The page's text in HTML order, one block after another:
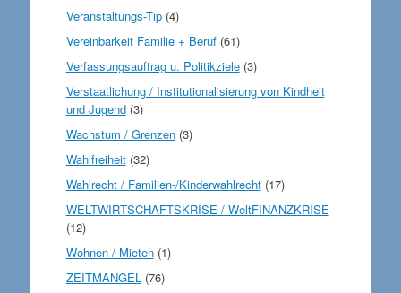
Veranstaltungs-Tip(4)
Vereinbarkeit Familie + Beruf(61)
Verfassungsauftrag u. Politikziele(3)
Verstaatlichung / Institutionalisierung von Kindheit
und Jugend(3)
Wachstum / Grenzen(3)
Wahlfreiheit(32)
Wahlrecht / Familien-/Kinderwahlrecht(17)
WELTWIRTSCHAFTSKRISE / WeltFINANZKRISE
(12)
Wohnen / Mieten(1)
ZEITMANGEL(76)